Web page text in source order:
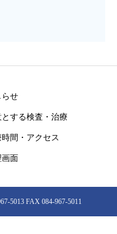
らせ
とする検査・治療
間・アクセス
画面
5013 FAX 084-967-5011